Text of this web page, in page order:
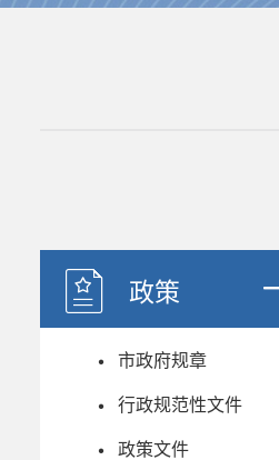
政策
市政府规章
行政规范性文件
政策文件